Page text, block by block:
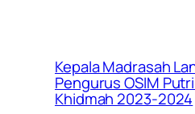
Kepala Madrasah
Pengurus OSIM
Khidmah 2023-2024